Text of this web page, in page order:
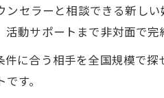
れるサポート事例
リング活用法
ポイント
の重要性
セラーと相談できる新し
動サポートまで非対面で完
に合う相手を全国規模で
す。